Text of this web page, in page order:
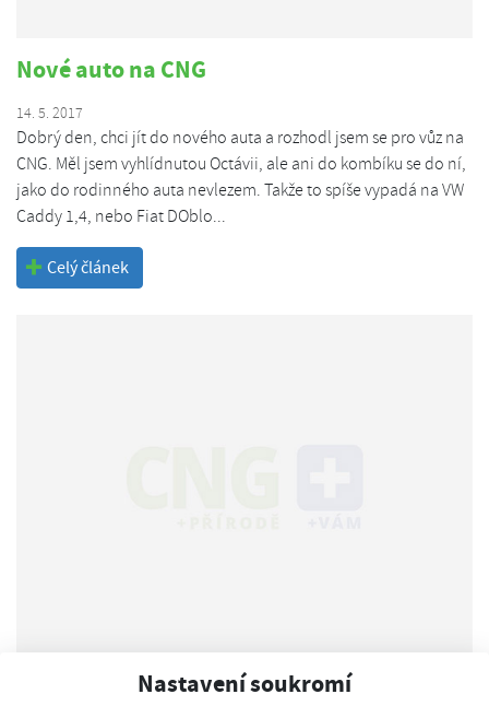
Nastavení soukromí
Nové auto na CNG
14. 5. 2017
Dobrý den, chci jít do nového auta a rozhodl jsem se pro vůz na
CNG. Měl jsem vyhlídnutou Octávii, ale ani do kombíku se do ní,
jako do rodinného auta nevlezem. Takže to spíše vypadá na VW
Caddy 1,4, nebo Fiat DOblo...
Celý článek
CNG - tahání přívěsu